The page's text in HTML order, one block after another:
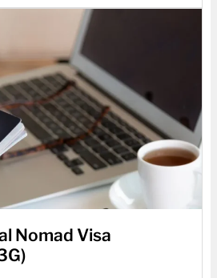
Nomad Visa